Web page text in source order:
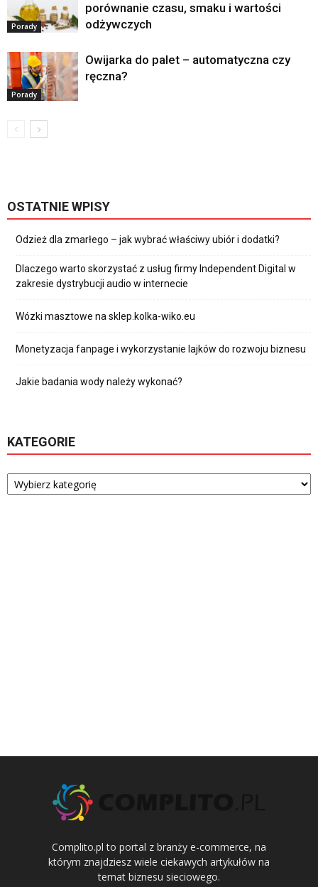
Porady
porównanie czasu, smaku i wartości
odżywczych
Porady
Owijarka do palet – automatyczna czy
ręczna?
OSTATNIE WPISY
Odzież dla zmarłego – jak wybrać właściwy ubiór i dodatki?
Dlaczego warto skorzystać z usług firmy Independent Digital w
zakresie dystrybucji audio w internecie
Wózki masztowe na sklep.kolka-wiko.eu
Monetyzacja fanpage i wykorzystanie lajków do rozwoju biznesu
Jakie badania wody należy wykonać?
KATEGORIE
Kategorie
Complito.pl to portal z branży e-commerce, na
którym znajdziesz wiele ciekawych artykułów na
temat biznesu sieciowego.